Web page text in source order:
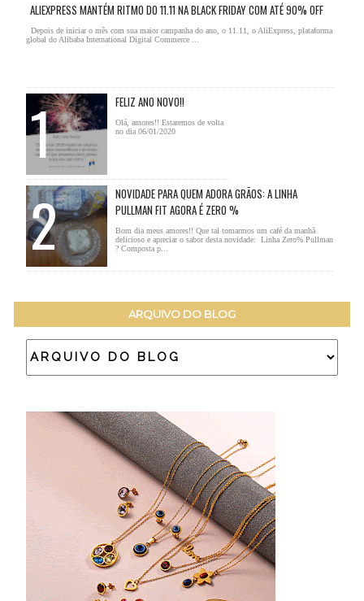
ALIEXPRESS MANTÉM RITMO DO 11.11 NA BLACK FRIDAY COM ATÉ 90% OFF
Depois de iniciar o mês com sua maior campanha do ano, o 11.11, o AliExpress, plataforma
global do Alibaba International Digital Commerce ...
FELIZ ANO NOVO!!
Olá, amores!! Estaremos de volta
no dia 06/01/2020
NOVIDADE PARA QUEM ADORA GRÃOS: A LINHA
PULLMAN FIT AGORA É ZERO %
Bom dia meus amores!! Que tal tomarmos um café da manhã
delicioso e apreciar o sabor desta novidade: Linha Zero% Pullman
? Composta p...
ARQUIVO DO BLOG